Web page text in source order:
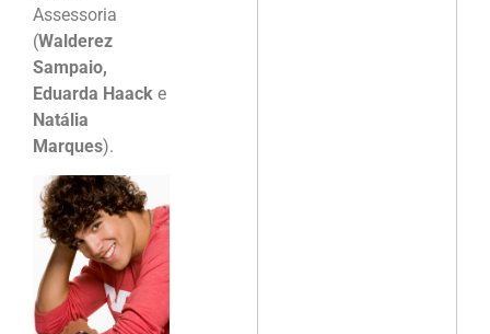
Assessoria
(Walderez
Sampaio,
Eduarda Haack e
Natália
Marques).